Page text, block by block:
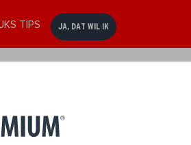
TIPS JA, DAT WIL IK